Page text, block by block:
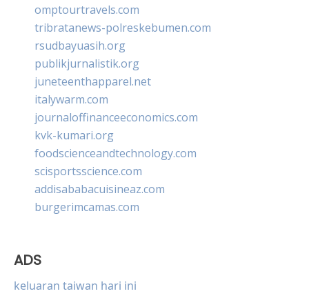
omptourtravels.com
tribratanews-polreskebumen.com
rsudbayuasih.org
publikjurnalistik.org
juneteenthapparel.net
italywarm.com
journaloffinanceeconomics.com
kvk-kumari.org
foodscienceandtechnology.com
scisportsscience.com
addisababacuisineaz.com
burgerimcamas.com
ADS
keluaran taiwan hari ini